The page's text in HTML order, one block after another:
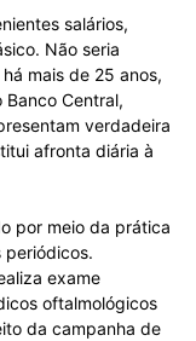
salários,
Não seria
mais de 25 anos,
Central,
verdadeira
afronta diária à
por meio da prática
periódicos.
exame
oftalmológicos
da campanha de